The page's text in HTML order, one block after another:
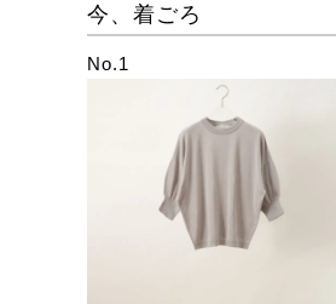
今、着ごろ
No.1